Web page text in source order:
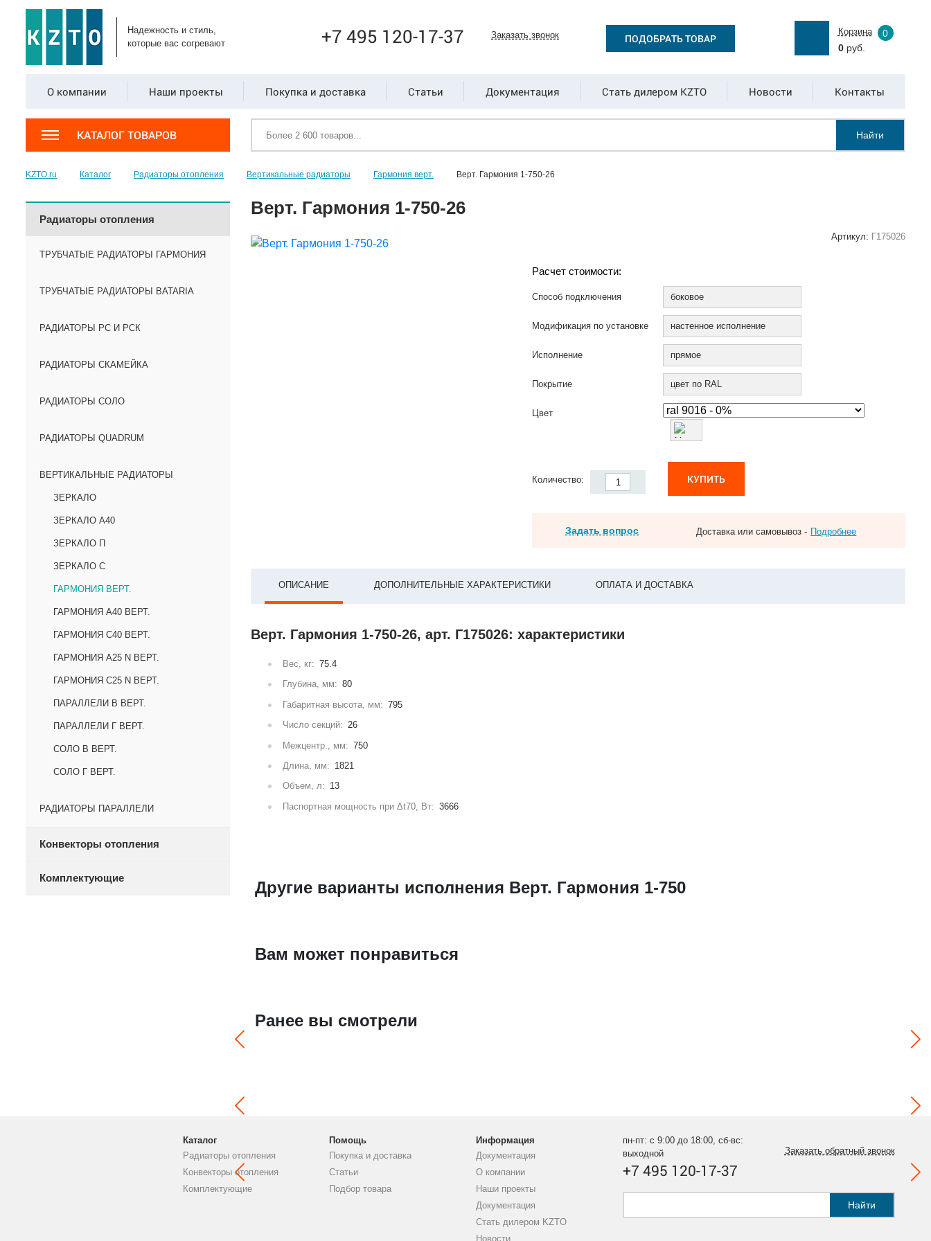
Надежность и стиль,
которые вас согревают
+7 495 120-17-37 Заказать звонок ПОДОБРАТЬ ТОВАР
Корзина
0
0руб.
О компании Наши проекты Покупка и доставка Статьи Документация Стать дилером KZTO Новости Контакты
КАТАЛОГ ТОВАРОВ Найти
KZTO.ru Каталог Радиаторы отопления Вертикальные радиаторы Гармония верт. Верт. Гармония 1-750-26
Радиаторы отопления
ТРУБЧАТЫЕ РАДИАТОРЫ ГАРМОНИЯ
ТРУБЧАТЫЕ РАДИАТОРЫ BATARIA
РАДИАТОРЫ РС И РСК
РАДИАТОРЫ СКАМЕЙКА
РАДИАТОРЫ СОЛО
РАДИАТОРЫ QUADRUM
ВЕРТИКАЛЬНЫЕ РАДИАТОРЫ
ЗЕРКАЛО
ЗЕРКАЛО А40
ЗЕРКАЛО П
ЗЕРКАЛО С
ГАРМОНИЯ ВЕРТ.
ГАРМОНИЯ А40 ВЕРТ.
ГАРМОНИЯ С40 ВЕРТ.
ГАРМОНИЯ А25 N ВЕРТ.
ГАРМОНИЯ С25 N ВЕРТ.
ПАРАЛЛЕЛИ В ВЕРТ.
ПАРАЛЛЕЛИ Г ВЕРТ.
СОЛО В ВЕРТ.
СОЛО Г ВЕРТ.
РАДИАТОРЫ ПАРАЛЛЕЛИ
Конвекторы отопления
Комплектующие
Верт. Гармония 1-750-26
Артикул: Г175026
Расчет стоимости:
Способ подключения боковое
Модификация по установке настенное исполнение
Исполнение прямое
Покрытие цвет по RAL
Цвет
Количество: КУПИТЬ
Задать вопрос Доставка или самовывоз - Подробнее
ОПИСАНИЕ ДОПОЛНИТЕЛЬНЫЕ ХАРАКТЕРИСТИКИ ОПЛАТА И ДОСТАВКА
Верт. Гармония 1-750-26, арт. Г175026: характеристики
Вес, кг: 75.4
Глубина, мм: 80
Габаритная высота, мм: 795
Число секций: 26
Межцентр., мм: 750
Длина, мм: 1821
Объем, л: 13
Паспортная мощность при Δt70, Вт: 3666
Другие варианты исполнения Верт. Гармония 1-750
Вам может понравиться
Ранее вы смотрели
Каталог
Радиаторы отопления
Конвекторы отопления
Комплектующие
Помощь
Покупка и доставка
Статьи
Подбор товара
Информация
Документация
О компании
Наши проекты
Документация
Стать дилером KZTO
Новости
пн-пт: с 9:00 до 18:00, сб-вс:
выходной
+7 495 120-17-37
Заказать обратный звонок
Найти